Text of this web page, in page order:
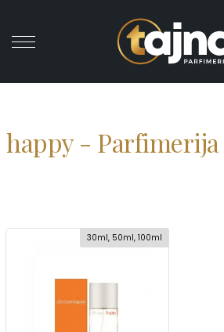
happy - Parfimerija
30ml, 50ml, 100ml